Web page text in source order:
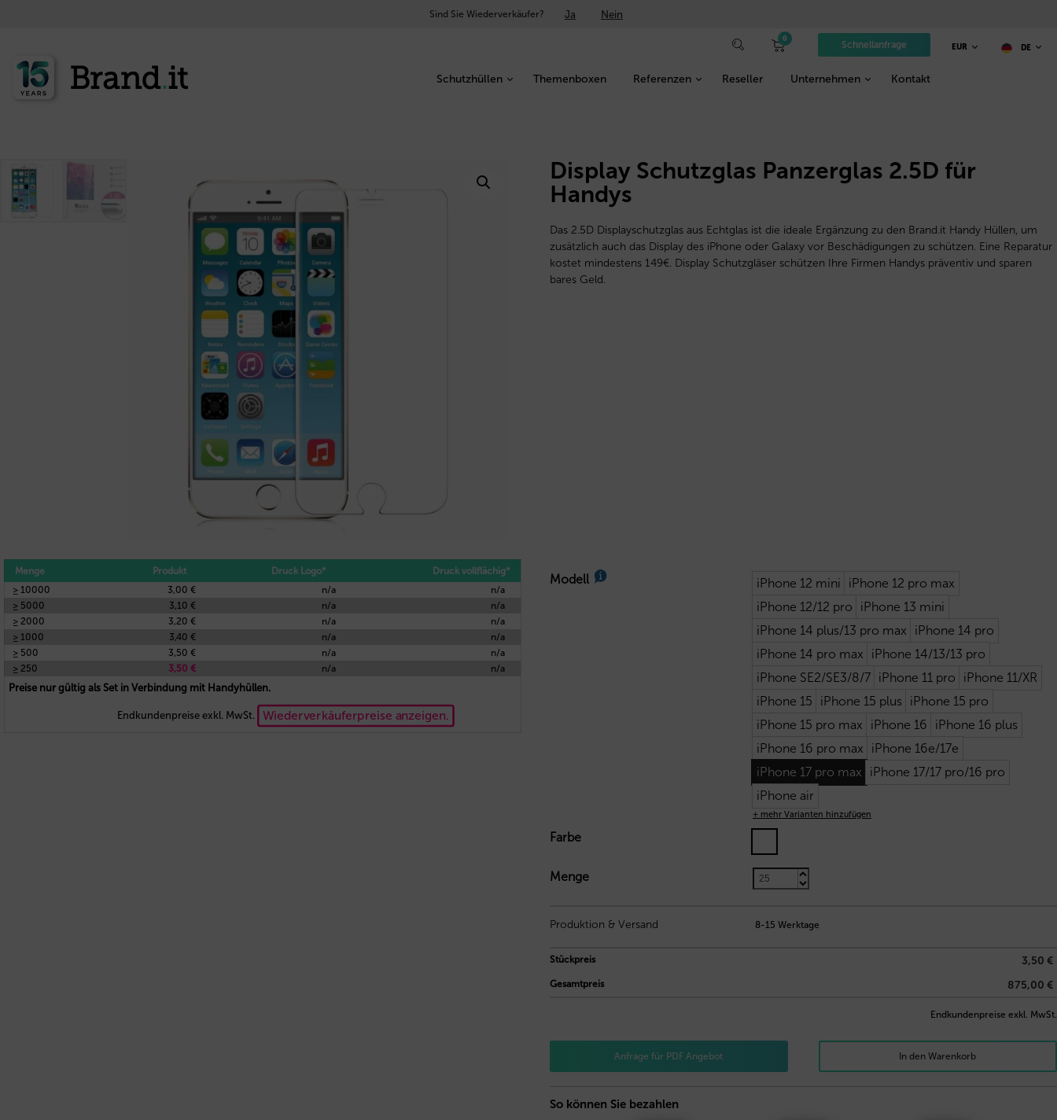
Sind Sie Wiederverkäufer? Ja Nein
Schnellanfrage
0
Schutzhüllen Themenboxen Referenzen Reseller Unternehmen Kontakt
EUR DE
Display Schutzglas Panzerglas 2.5D für
Handys
Das 2.5D Displayschutzglas aus Echtglas ist die ideale Ergänzung zu den Brand.it Handy Hüllen, um
zusätzlich auch das Display des iPhone oder Galaxy vor Beschädigungen zu schützen. Eine Reparatur
kostet mindestens 149€. Display Schutzgläser schützen Ihre Firmen Handys präventiv und sparen
bares Geld.
Menge Produkt Druck Logo*
Druck vollflächig*
≥ 10000
3,00 € n/a
n/a
≥ 5000
3,10 € n/a
n/a
≥ 2000
3,20 € n/a
n/a
≥ 1000
3,40 € n/a
n/a
≥ 500
3,50 € n/a
n/a
≥ 250
3,50 € n/a n/a
Preise nur gültig als Set in Verbindung mit Handyhüllen.
Endkundenpreise exkl. MwSt. Wiederverkäuferpreise anzeigen.
Modell iPhone 12 mini
iPhone 12 pro max
iPhone 12/12 pro
iPhone 13 mini
iPhone 14 plus/13 pro max
iPhone 14 pro
iPhone 14 pro max
iPhone 14/13/13 pro
iPhone SE2/SE3/8/7 iPhone 11 pro
iPhone 11/XR
iPhone 15
iPhone 15 plus
iPhone 15 pro
iPhone 15 pro max
iPhone 16
iPhone 16 plus
iPhone 16 pro max
iPhone 16e/17e
iPhone 17 pro max
iPhone 17/17 pro/16 pro
iPhone air
+ mehr Varianten hinzufügen
Farbe
Menge
Produktion & Versand 8-15 Werktage
Stückpreis 3,50 €
Gesamtpreis 875,00 €
Endkundenpreise exkl. MwSt.
Anfrage für PDF Angebot In den Warenkorb
So können Sie bezahlen